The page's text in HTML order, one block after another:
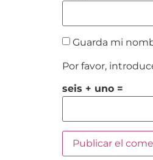
Guarda mi
Por favor,
seis + uno =